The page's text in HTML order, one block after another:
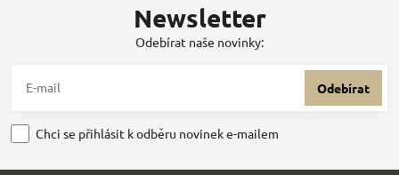
Newsletter
Odebírat naše novinky:
Odebírat
Chci se přihlásit k odběru novinek e-mailem